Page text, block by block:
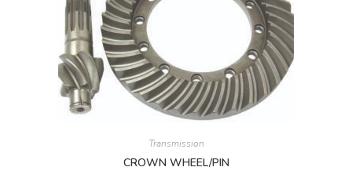
Transmission
CROWN WHEEL/PIN